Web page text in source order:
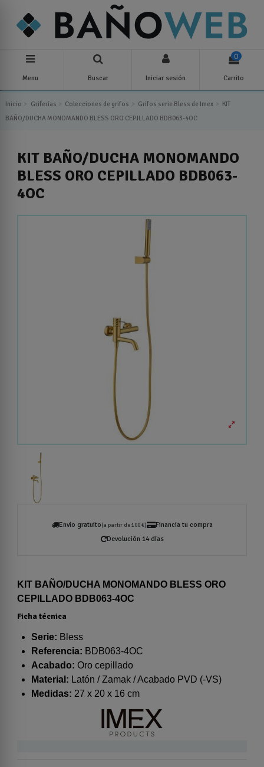
Menu Buscar Iniciar sesión
0
Carrito
Inicio Griferías Colecciones de grifos Grifos serie Bless de Imex
KIT
BAÑO/DUCHA MONOMANDO BLESS ORO CEPILLADO BDB063-4OC
KIT BAÑO/DUCHA MONOMANDO
BLESS ORO CEPILLADO BDB063-
4OC
Envío gratuito(a partir de 100 €)
Financia tu compra
Devolución 14 días
KIT BAÑO/DUCHA MONOMANDO BLESS ORO
CEPILLADO BDB063-4OC
Ficha técnica
Serie: Bless
Referencia: BDB063-4OC
Acabado: Oro cepillado
Material: Latón / Zamak / Acabado PVD (-VS)
Medidas: 27 x 20 x 16 cm